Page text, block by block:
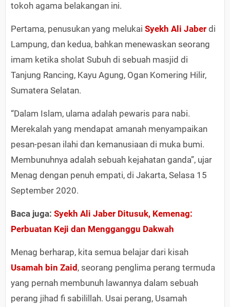
tokoh agama belakangan ini.
Pertama, penusukan yang melukai Syekh Ali Jaber di
Lampung, dan kedua, bahkan menewaskan seorang
imam ketika sholat Subuh di sebuah masjid di
Tanjung Rancing, Kayu Agung, Ogan Komering Hilir,
Sumatera Selatan.
“Dalam Islam, ulama adalah pewaris para nabi.
Merekalah yang mendapat amanah menyampaikan
pesan-pesan ilahi dan kemanusiaan di muka bumi.
Membunuhnya adalah sebuah kejahatan ganda”, ujar
Menag dengan penuh empati, di Jakarta, Selasa 15
September 2020.
Baca juga: Syekh Ali Jaber Ditusuk, Kemenag:
Perbuatan Keji dan Mengganggu Dakwah
Menag berharap, kita semua belajar dari kisah
Usamah bin Zaid , seorang penglima perang termuda
yang pernah membunuh lawannya dalam sebuah
perang jihad fi sabilillah. Usai perang, Usamah